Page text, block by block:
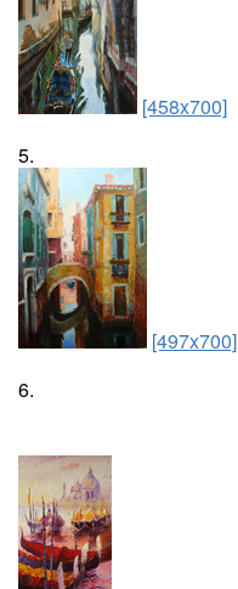
[458x700]
5.
[497x700]
6.